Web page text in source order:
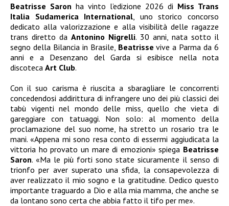
Beatrisse Saron ha vinto l’edizione 2026 di Miss Trans
Italia Sudamerica International , uno storico concorso
dedicato alla valorizzazione e alla visibilità delle ragazze
trans diretto da Antonino Nigrelli. 30 anni, nata sotto il
segno della Bilancia in Brasile, Beatrisse vive a Parma da 6
anni e a Desenzano del Garda si esibisce nella nota
discoteca Art Club.
Con il suo carisma è riuscita a sbaragliare le concorrenti
concedendosi addirittura di infrangere uno dei più classici dei
tabù vigenti nel mondo delle miss, quello che vieta di
gareggiare con tatuaggi. Non solo: al momento della
proclamazione del suo nome, ha stretto un rosario tra le
mani. «Appena mi sono resa conto di essermi aggiudicata la
vittoria ho provato un mare di emozioni» spiega Beatrisse
Saron. «Ma le più forti sono state sicuramente il senso di
trionfo per aver superato una sfida, la consapevolezza di
aver realizzato il mio sogno e la gratitudine. Dedico questo
importante traguardo a Dio e alla mia mamma, che anche se
da lontano sono certa che abbia fatto il tifo per me».